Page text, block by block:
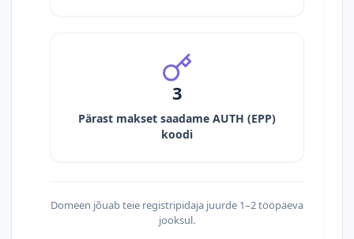
3
Pärast makset saadame AUTH (EPP)
koodi
Domeen jõuab teie registripidaja juurde 1–2 tööpäeva
jooksul.